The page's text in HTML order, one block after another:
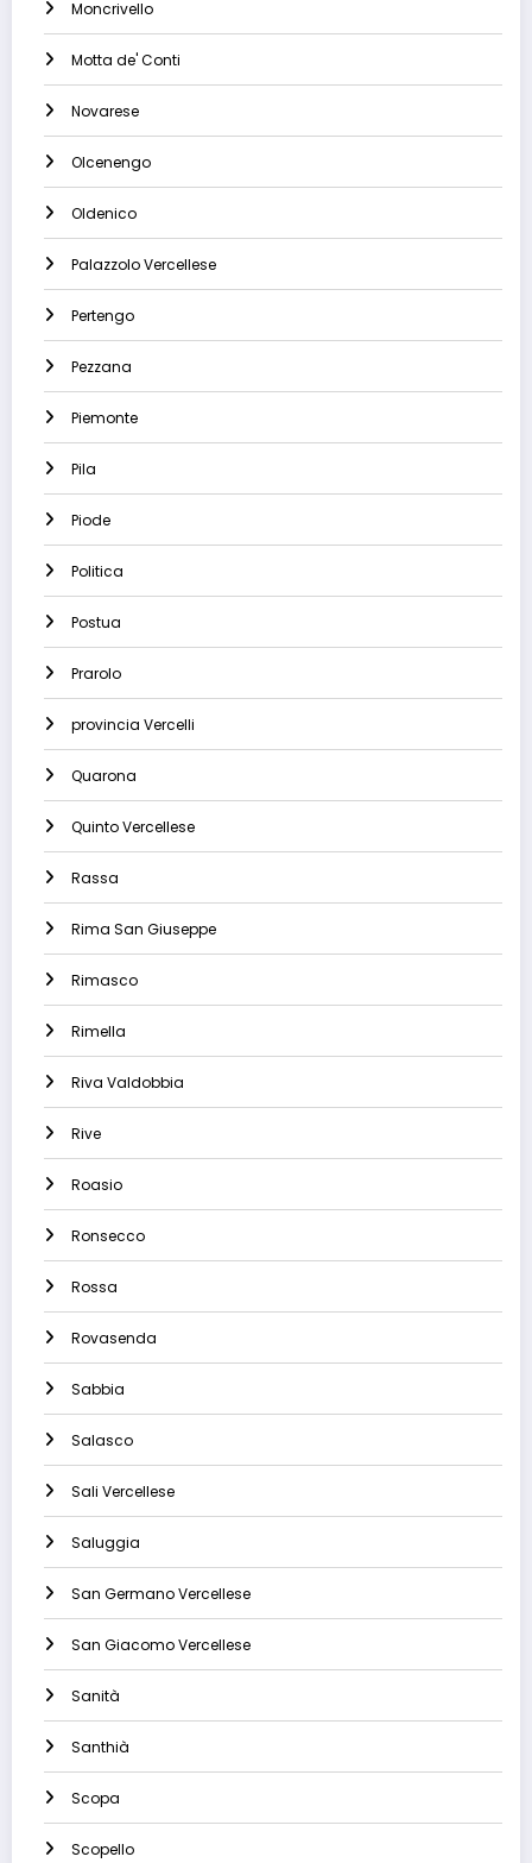
Moncrivello
Motta de' Conti
Novarese
Olcenengo
Oldenico
Palazzolo Vercellese
Pertengo
Pezzana
Piemonte
Pila
Piode
Politica
Postua
Prarolo
provincia Vercelli
Quarona
Quinto Vercellese
Rassa
Rima San Giuseppe
Rimasco
Rimella
Riva Valdobbia
Rive
Roasio
Ronsecco
Rossa
Rovasenda
Sabbia
Salasco
Sali Vercellese
Saluggia
San Germano Vercellese
San Giacomo Vercellese
Sanità
Santhià
Scopa
Scopello